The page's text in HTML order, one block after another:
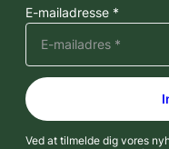
E-mailadresse *
Ved at tilmelde dig vores